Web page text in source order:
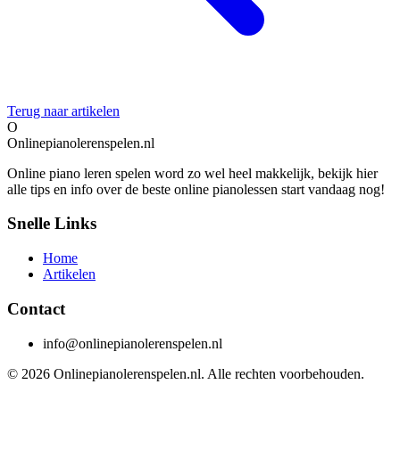
Terug naar artikelen
O
Onlinepianolerenspelen.nl
Online piano leren spelen word zo wel heel makkelijk, bekijk hier
alle tips en info over de beste online pianolessen start vandaag nog!
Snelle Links
Home
Artikelen
Contact
info@onlinepianolerenspelen.nl
© 2026 Onlinepianolerenspelen.nl. Alle rechten voorbehouden.